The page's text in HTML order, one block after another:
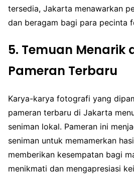
tersedia, Jakarta menawarkan
dan beragam bagi para pecinta
5. Temuan Menarik
Pameran Terbaru
Karya-karya fotografi yang
pameran terbaru di Jakarta
seniman lokal. Pameran ini
seniman untuk memamerkan
memberikan kesempatan bagi
menikmati dan mengapresiasi